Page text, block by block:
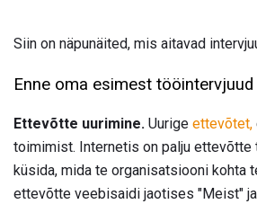
Siin on näpunäited, mis aitavad
Enne oma esimest tööintervjuud
Ettevõtte uurimine. Uurige ettevõtet,
toimimist. Internetis on palju ettevõtte
küsida, mida te organisatsiooni kohta
ettevõtte veebisaidi jaotises "Meist"